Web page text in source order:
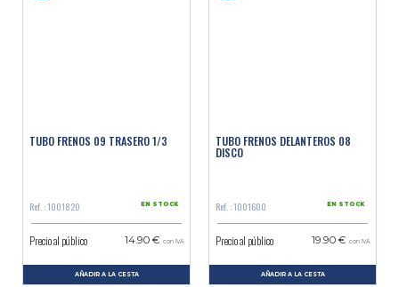
TUBO FRENOS 09 TRASERO 1/3
Ref. : 1001820 EN STOCK
Precio al público 14.90 € con IVA
AÑADIR A LA CESTA
TUBO FRENOS DELANTEROS 08
DISCO
Ref. : 1001600 EN STOCK
Precio al público 19.90 € con IVA
AÑADIR A LA CESTA